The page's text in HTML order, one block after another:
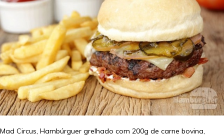
Mad Circus, Hambúrguer grelhado com 200g de carne bovina,